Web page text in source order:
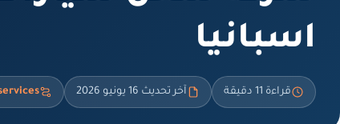
اسبانيا
قراءة 11 دقيقة آخر تحديث 16 يونيو 2026